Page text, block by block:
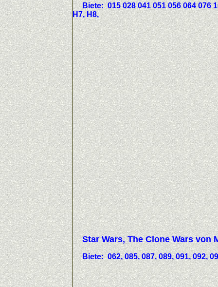
Biete:015 028 041 051 056 064 076
H7, H8,
Star Wars, The Clone Wars
Biete: 062, 085, 087, 089, 091, 092,